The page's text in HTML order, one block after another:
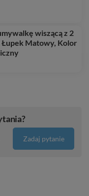
wiszącą z 2
Matowy, Kolor
Zadaj pytanie